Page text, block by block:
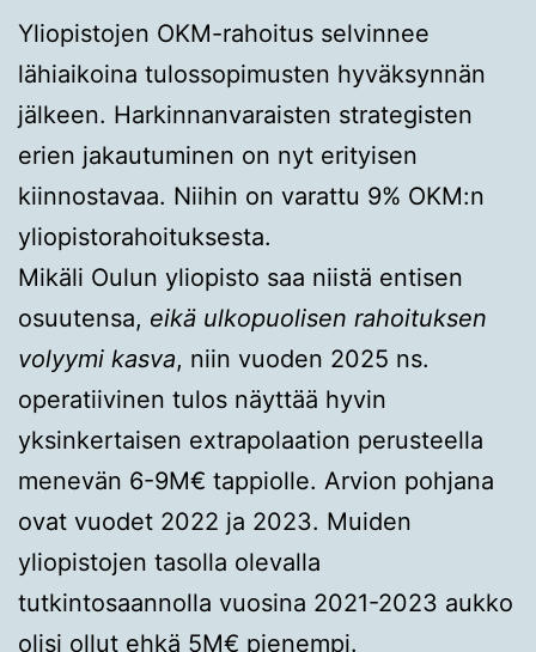
Yliopistojen OKM-rahoitus selvinnee
lähiaikoina tulossopimusten hyväksynnän
jälkeen. Harkinnanvaraisten strategisten
erien jakautuminen on nyt erityisen
kiinnostavaa. Niihin on varattu 9% OKM:n
yliopistorahoituksesta.
Mikäli Oulun yliopisto saa niistä entisen
osuutensa, eikä ulkopuolisen rahoituksen
volyymi kasva, niin vuoden 2025 ns.
operatiivinen tulos näyttää hyvin
yksinkertaisen extrapolaation perusteella
menevän 6-9M€ tappiolle. Arvion pohjana
ovat vuodet 2022 ja 2023. Muiden
yliopistojen tasolla olevalla
tutkintosaannolla vuosina 2021-2023 aukko
olisi ollut ehkä 5M€ pienempi.